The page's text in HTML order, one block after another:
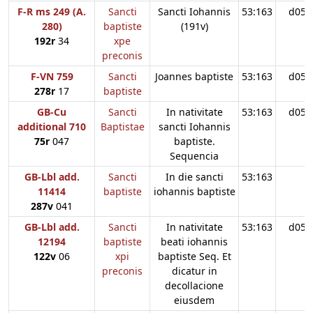
F-R ms 249 (A.
280)
192r 34
Sancti
baptiste
xpe
preconis
Sancti Iohannis
(191v)
53:163 d05
F-VN 759
278r 17
Sancti
baptiste
Joannes baptiste 53:163 d05
GB-Cu
additional 710
75r 047
Sancti
Baptistae
In nativitate
sancti Iohannis
baptiste.
Sequencia
53:163 d05
GB-Lbl add.
11414
287v 041
Sancti
baptiste
In die sancti
iohannis baptiste
53:163
GB-Lbl add.
12194
122v 06
Sancti
baptiste
xpi
preconis
In nativitate
beati iohannis
baptiste Seq. Et
dicatur in
decollacione
eiusdem
53:163 d05